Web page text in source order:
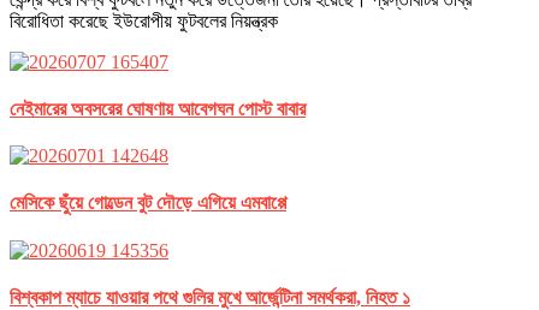
বিরোধিতা করেছে ইউরোপীয় ফুটবলের নিয়ন্ত্রক
নেইমারের অবসরের ঘোষণায় আবেগঘন পোস্ট বাবার
মেসিকে ছুঁয়ে গোল্ডেন বুট দৌড়ে এগিয়ে এমবাপ্পে
বিশ্বকাপ ম্যাচে যাওয়ার পথে গুলির মুখে আর্জেন্টিনা সমর্থকরা, নিহত ১